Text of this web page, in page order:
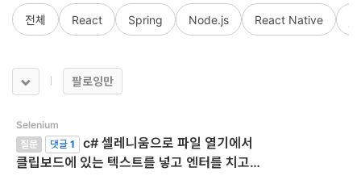
홈
어
프
레
임
전체 React Spring Node.js React Native
팔로잉만
Selenium
질문
댓글 1
c# 셀레니움으로 파일 열기에서
클립보드에 있는 텍스트를 넣고 엔터를 치고